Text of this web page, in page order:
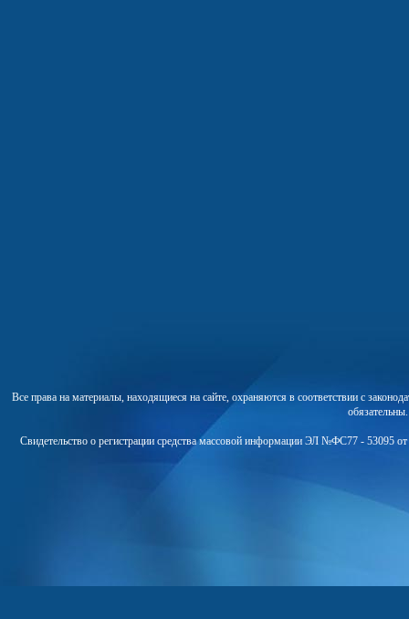
Все права на материалы, находящиеся на сайте, охраняются в соответствии с
Свидетельство о регистрации средства массовой информации ЭЛ №ФС77 - 53095